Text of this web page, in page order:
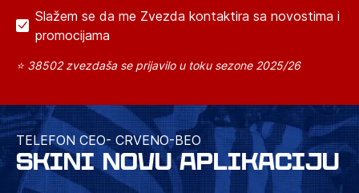
Slažem se da me Zvezda kontaktira sa novostima i
promocijama
⭐ 38502 zvezdaša se prijavilo u toku sezone 2025/26
TELEFON CEO- CRVENO-BEO
SKINI NOVU APLIKACIJU